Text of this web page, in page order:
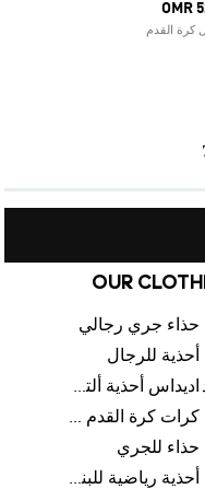
OMR
كرة القدم
OUR
حذاء جري رجالي
أحذية للرجال
اديداس أحذية ألترا بوست للرجال
كرات كرة القدم للرجال
حذاء للجري
أحذية رياضية للبنات